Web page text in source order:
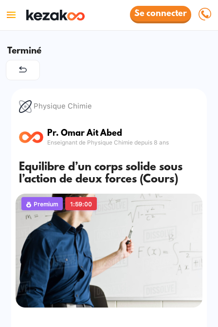
Se connecter
Terminé
Physique Chimie
Pr. Omar Ait Abed
Enseignant de Physique Chimie depuis 8 ans
Equilibre d’un corps solide sous
l’action de deux forces (Cours)
Premium 1:59:00